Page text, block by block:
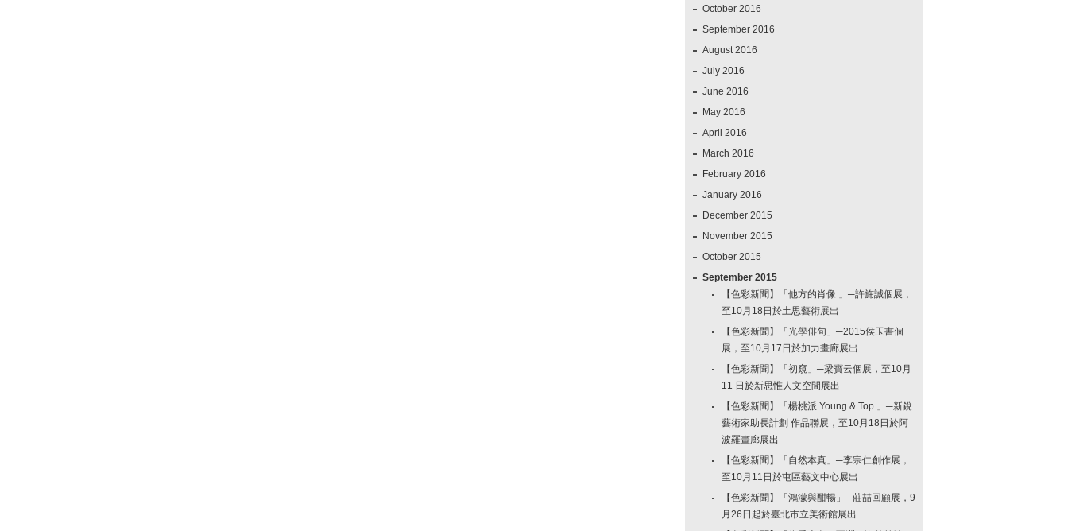
October 2016
September 2016
August 2016
July 2016
June 2016
May 2016
April 2016
March 2016
February 2016
January 2016
December 2015
November 2015
October 2015
September 2015
【色彩新聞】「他方的肖像 」─許旆誠個展，
至10月18日於土思藝術展出
【色彩新聞】「光學俳句」─2015侯玉書個
展，至10月17日於加力畫廊展出
【色彩新聞】「初窺」─梁寶云個展，至10月
11 日於新思惟人文空間展出
【色彩新聞】「楊桃派 Young & Top 」─新銳
藝術家助長計劃 作品聯展，至10月18日於阿
波羅畫廊展出
【色彩新聞】「自然本真」─李宗仁創作展，
至10月11日於屯區藝文中心展出
【色彩新聞】「鴻濛與酣暢」─莊喆回顧展，9
月26日起於臺北市立美術館展出